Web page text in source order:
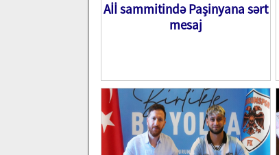
Aİİ sammitində Paşinyana sərt
mesaj